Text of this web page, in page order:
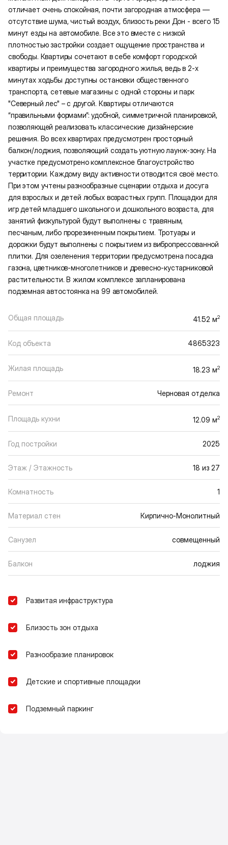
отличает очень спокойная, почти загородная атмосфера —
отсутствие шума, чистый воздух, близость реки Дон - всего 15
минут езды на автомобиле. Все это вместе с низкой
плотностью застройки создает ощущение пространства и
свободы. Квартиры сочетают в себе комфорт городской
квартиры и преимущества загородного жилья, ведь в 2-х
минутах ходьбы доступны остановки общественного
транспорта, сетевые магазины с одной стороны и парк
"Северный лес" – с другой. Квартиры отличаются
“правильными формами”: удобной, симметричной планировкой,
позволяющей реализовать классические дизайнерские
решения. Во всех квартирах предусмотрен просторный
балкон/лоджия, позволяющий создать уютную лаунж-зону. На
участке предусмотрено комплексное благоустройство
территории. Каждому виду активности отводится своё место.
При этом учтены разнообразные сценарии отдыха и досуга
для взрослых и детей любых возрастных групп. Площадки для
игр детей младшего школьного и дошкольного возраста, для
занятий физкультурой будут выполнены с травяным,
песчаным, либо прорезиненным покрытием. Тротуары и
дорожки будут выполнены с покрытием из вибропрессованной
плитки. Для озеленения территории предусмотрена посадка
газона, цветников-многолетников и древесно-кустарниковой
растительности. В жилом комплексе запланирована
подземная автостоянка на 99 автомобилей.
Общая площадь 41.52 м2
Код объекта 4865323
Жилая площадь 18.23 м2
Ремонт Черновая отделка
Площадь кухни 12.09 м2
Год постройки 2025
Этаж / Этажность 18 из 27
Комнатность 1
Материал стен Кирпично-Монолитный
Санузел совмещенный
Балкон лоджия
Развитая инфраструктура
Близость зон отдыха
Разнообразие планировок
Детские и спортивные площадки
Подземный паркинг